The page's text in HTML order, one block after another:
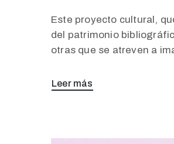
Este proyecto cultural,
del patrimonio
otras que se atreven a
Leer más